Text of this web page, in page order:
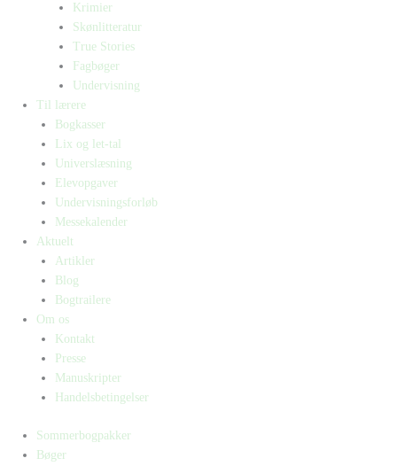
Krimier
Skønlitteratur
True Stories
Fagbøger
Undervisning
Til lærere
Bogkasser
Lix og let-tal
Universlæsning
Elevopgaver
Undervisningsforløb
Messekalender
Aktuelt
Artikler
Blog
Bogtrailere
Om os
Kontakt
Presse
Manuskripter
Handelsbetingelser
Sommerbogpakker
Bøger